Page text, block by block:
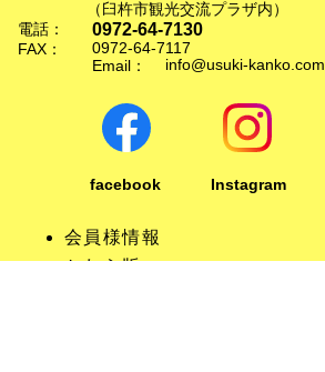
（臼杵市観光交流プラザ内）
電話：
0972-64-7130
FAX：
0972-64-7117
Email：
info@usuki-kanko.com
facebook Instagram
会員様情報
かわら版